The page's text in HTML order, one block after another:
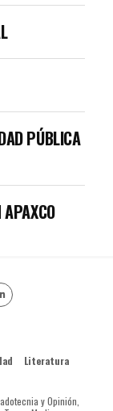
PÚBLICA
Literatura
y Opinión,